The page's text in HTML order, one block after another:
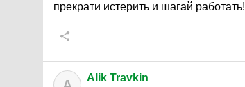
прекрати истерить и шагай работать!
Alik Travkin